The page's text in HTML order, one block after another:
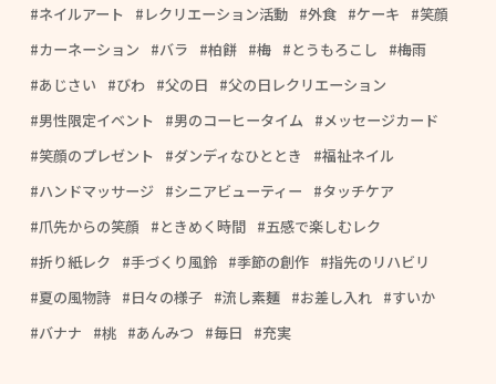
ネイルアート
レクリエーション活動 外食 ケーキ
笑顔
カーネーション
バラ 柏餅 梅 とうもろこし
梅雨
あじさい
びわ 父の日
父の日レクリエーション
男性限定イベント
男のコーヒータイム
メッセージカード
笑顔のプレゼント
ダンディなひととき
福祉ネイル
ハンドマッサージ
シニアビューティー
タッチケア
爪先からの笑顔
ときめく時間
五感で楽しむレク
折り紙レク
手づくり風鈴 季節の創作
指先のリハビリ
夏の風物詩
日々の様子 流し素麺 お差し入れ
すいか
バナナ
桃 あんみつ 毎日 充実